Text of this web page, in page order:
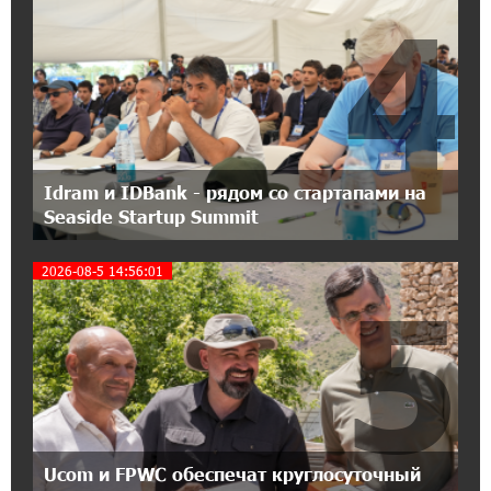
IDBank предупреждает о мошеннических
звонках от имени пенсионных фондов
15:50:50 9-07-2026
Небольшой французский уголок в Раздане
при сотрудничестве с Конверс МСБ
Предателя Пашиняна нужно скинуть с трона.
Аршак Карапетян
18:38:14 8-07-2026
Зачем Пашинян полетел в Россию?․ Аршак
Карапетян
17:46:18 8-07-2026
Глава МИД Иордании: Подписание мирного
Idram и IDBank - рядом со стартапами на
Seaside Startup Summit
4
2026-08-5 14:56:01
Ucom и FPWC обеспечат круглосуточный
5